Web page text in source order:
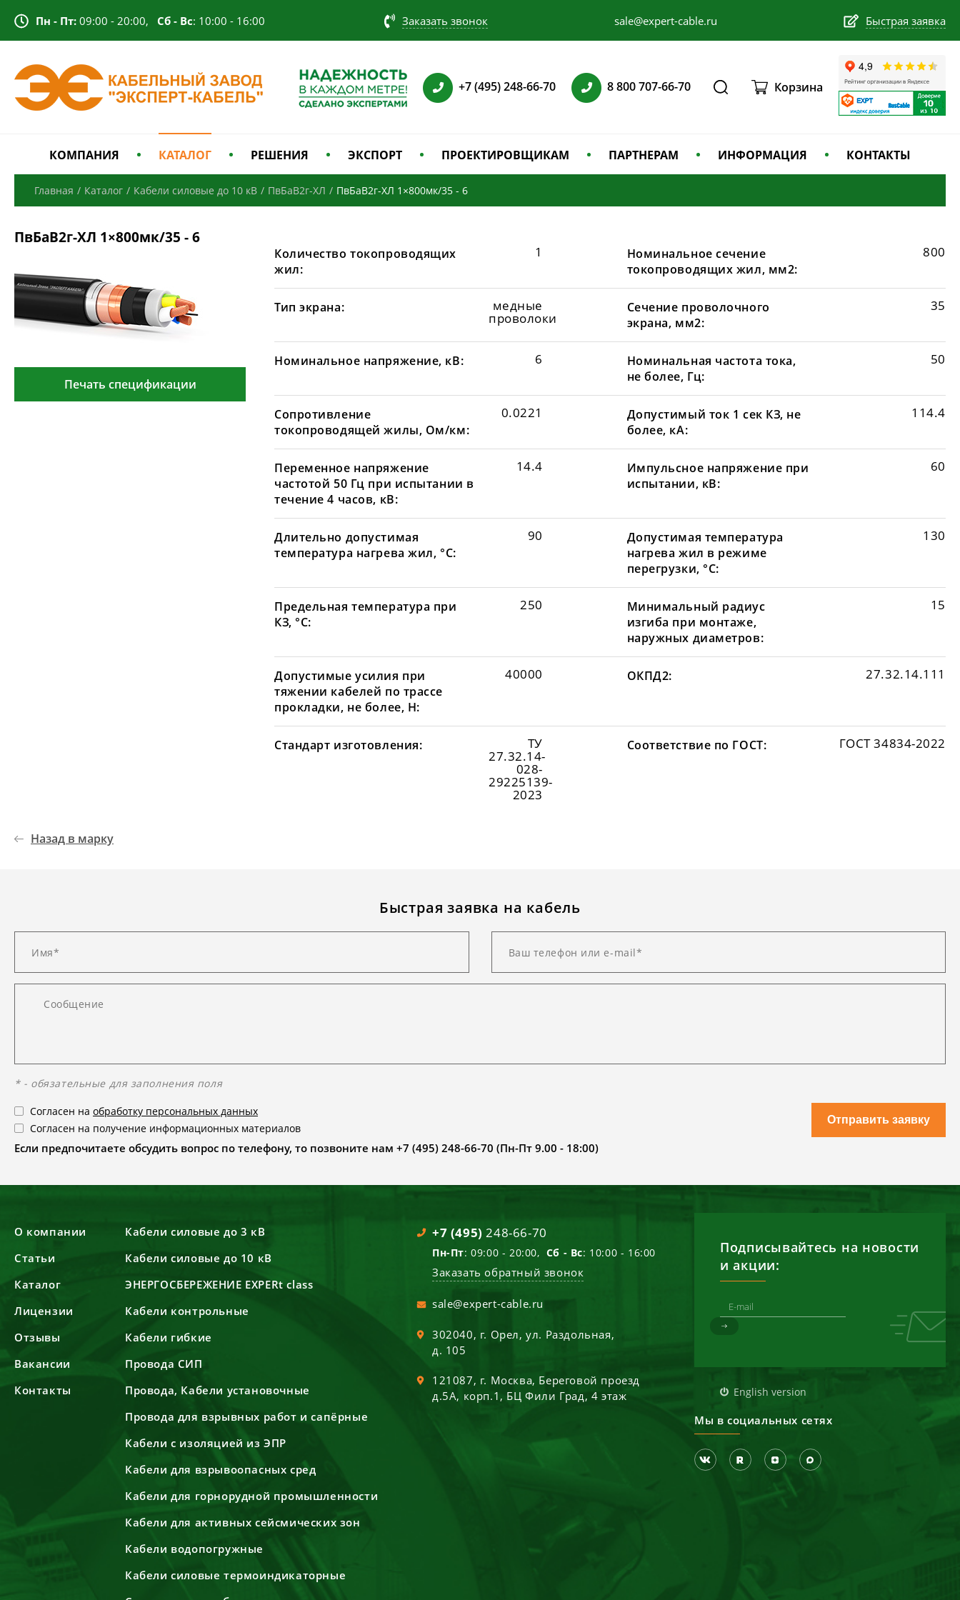
Пн - Пт: 09:00 - 20:00, Сб - Вс: 10:00 - 16:00 Заказать звонок sale@expert-cable.ru Быстрая заявка
+7 (495) 248-66-70 8 800 707-66-70 Корзина
КОМПАНИЯ КАТАЛОГ РЕШЕНИЯ ЭКСПОРТ ПРОЕКТИРОВЩИКАМ ПАРТНЕРАМ ИНФОРМАЦИЯ КОНТАКТЫ
Главная / Каталог / Кабели силовые до 10 кВ / ПвБаВ2г-ХЛ / ПвБаВ2г-ХЛ 1×800мк/35 - 6
ПвБаВ2г-ХЛ 1×800мк/35 - 6
Печать спецификации
Количество токопроводящих
жил:
1
Номинальное сечение
токопроводящих жил, мм2:
800
Тип экрана: медные
проволоки
Сечение проволочного
экрана, мм2:
35
Номинальное напряжение, кВ: 6
Номинальная частота тока,
не более, Гц:
50
Сопротивление
токопроводящей жилы, Ом/км:
0.0221
Допустимый ток 1 сек КЗ, не
более, кА:
114.4
Переменное напряжение
частотой 50 Гц при испытании в
течение 4 часов, кВ:
14.4
Импульсное напряжение при
испытании, кВ:
60
Длительно допустимая
температура нагрева жил, °С:
90
Допустимая температура
нагрева жил в режиме
перегрузки, °С:
130
Предельная температура при
КЗ, °С:
250
Минимальный радиус
изгиба при монтаже,
наружных диаметров:
15
Допустимые усилия при
тяжении кабелей по трассе
прокладки, не более, Н:
40000 ОКПД2: 27.32.14.111
Стандарт изготовления: ТУ
27.32.14-
028-
29225139-
2023
Соответствие по ГОСТ: ГОСТ 34834-2022
Назад в марку
Быстрая заявка на кабель
* - обязательные для заполнения поля
Согласен на обработку персональных данных
Согласен на получение информационных материалов
Если предпочитаете обсудить вопрос по телефону, то позвоните нам +7 (495) 248-66-70 (Пн-Пт 9.00 - 18:00)
Отправить заявку
О компании
Статьи
Каталог
Лицензии
Отзывы
Вакансии
Контакты
Кабели силовые до 3 кВ
Кабели силовые до 10 кВ
ЭНЕРГОСБЕРЕЖЕНИЕ EXPERt class
Кабели контрольные
Кабели гибкие
Провода СИП
Провода, Кабели установочные
Провода для взрывных работ и сапёрные
Кабели с изоляцией из ЭПР
Кабели для взрывоопасных сред
Кабели для горнорудной промышленности
Кабели для активных сейсмических зон
Кабели водопогружные
Кабели силовые термоиндикаторные
+7 (495) 248-66-70
Пн-Пт: 09:00 - 20:00, Сб - Вс: 10:00 - 16:00
Заказать обратный звонок
sale@expert-cable.ru
302040, г. Орел,ул. Раздольная,
д. 105
121087, г. Москва, Береговой проезд
д.5А, корп.1, БЦ Фили Град, 4 этаж
Подписывайтесь на новости
и акции:
English version
Мы в социальных сетях